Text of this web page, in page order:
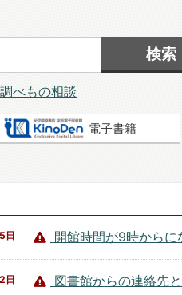
調べもの相談
電子書籍
日 開館時間が9時からに
日 図書館からの連絡先